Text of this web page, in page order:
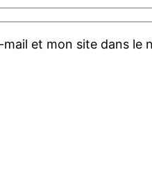
et mon site dans